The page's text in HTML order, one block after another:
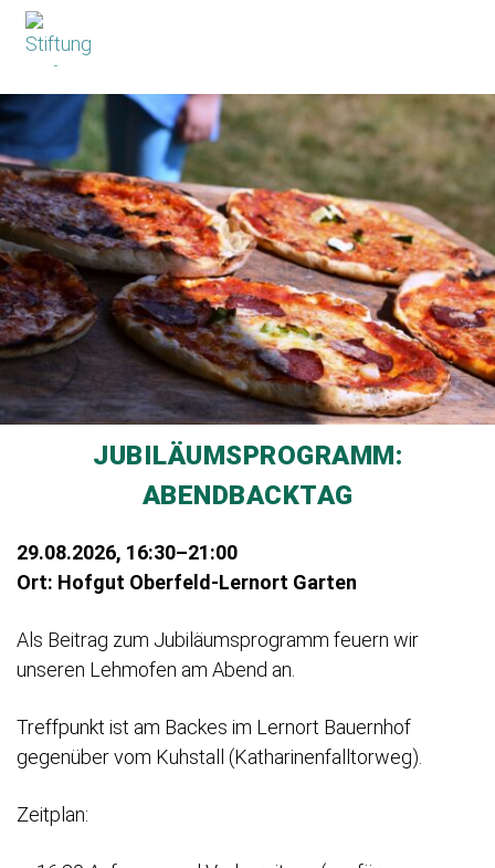
JUBILÄUMSPROGRAMM:
ABENDBACKTAG
29.08.2026, 16:30–21:00
Ort: Hofgut Oberfeld-Lernort Garten
Als Beitrag zum Jubiläumsprogramm feuern wir
unseren Lehmofen am Abend an.
Treffpunkt ist am Backes im Lernort Bauernhof
gegenüber vom Kuhstall (Katharinenfalltorweg).
Zeitplan: